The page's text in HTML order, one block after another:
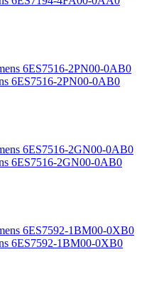
6ES7516-2PN00-0AB0
6ES7516-2GN00-0AB0
6ES7592-1BM00-0XB0